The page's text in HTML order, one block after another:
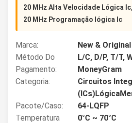
20 MHz Alta Velocidade Lógica Ic,
20 MHz Programação lógica Ic
Marca:
New & Original
Método Do
Pagamento:
L/C, D/P, T/T,
MoneyGram
Categoria:
Circuitos
Pacote/Caso:
64-LQFP
Temperatura
0°C ~ 70°C